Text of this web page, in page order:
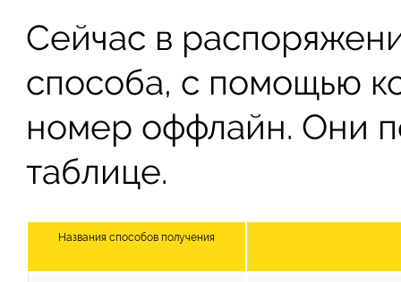
Сейчас в
способа, с помощью
номер оффлайн. Они
таблице.
Названия способов получения